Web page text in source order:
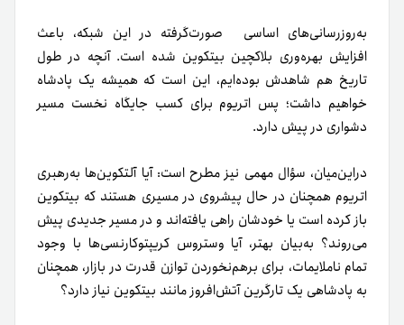
به‌روزرسانی‌های ‌اساسی صورت‌گرفته در این شبکه، باعث
افزایش بهره‌وری بلاکچین بیتکوین شده است. آنچه در طول
تاریخ هم شاهدش بوده‌ایم، این است که همیشه یک پادشاه
خواهیم داشت؛ پس اتریوم برای کسب جایگاه نخست مسیر
دشواری در پیش دارد.
دراین‌میان، سؤال مهمی نیز مطرح است: آیا آلتکوین‌ها به‌رهبری
اتریوم همچنان در حال پیشروی در مسیری هستند که بیتکوین
باز کرده است یا خودشان راهی یافته‌اند و در مسیر جدیدی پیش
می‌روند؟ به‌بیان بهتر، آیا وستروس کریپتوکارنسی‌ها با وجود
تمام ناملایمات، برای برهم‌نخوردن توازن قدرت در بازار، همچنان
به پادشاهی یک تارگرین آتش‌افروز مانند بیتکوین نیاز دارد؟